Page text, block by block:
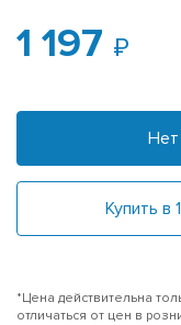
1 197
Нет
Купить в
*Цена действительна
отличаться от цен в